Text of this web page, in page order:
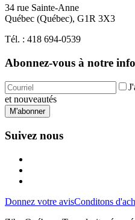
34 rue Sainte-Anne
Québec (Québec), G1R 3X3
Tél. : 418 694-0539
Abonnez-vous à notre
et nouveautés
M'abonner
Suivez nous
Donnez votre avisConditons